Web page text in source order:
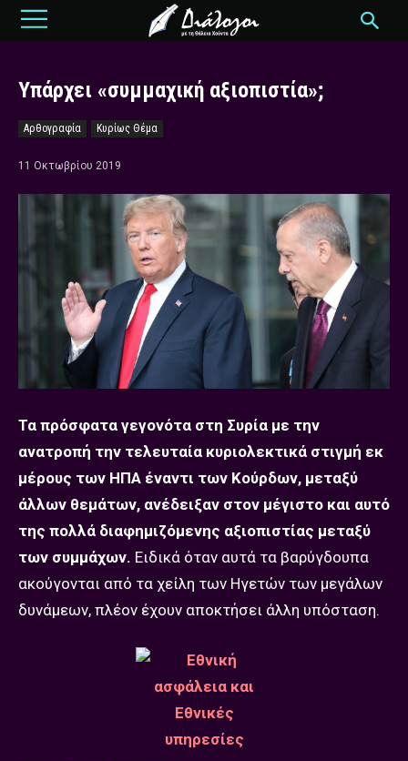
Υπάρχει «συμμαχική αξιοπιστία»;
Αρθογραφία Κυρίως Θέμα
11 Οκτωβρίου 2019
Τα πρόσφατα γεγονότα στη Συρία με την
ανατροπή την τελευταία κυριολεκτικά στιγμή εκ
μέρους των ΗΠΑ έναντι των Κούρδων, μεταξύ
άλλων θεμάτων, ανέδειξαν στον μέγιστο και αυτό
της πολλά διαφημιζόμενης αξιοπιστίας μεταξύ
των συμμάχων. Ειδικά όταν αυτά τα βαρύγδουπα
ακούγονται από τα χείλη των Ηγετών των μεγάλων
δυνάμεων, πλέον έχουν αποκτήσει άλλη υπόσταση.